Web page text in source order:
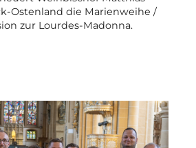
Ostenland die Marienweihe /
zur Lourdes-Madonna.